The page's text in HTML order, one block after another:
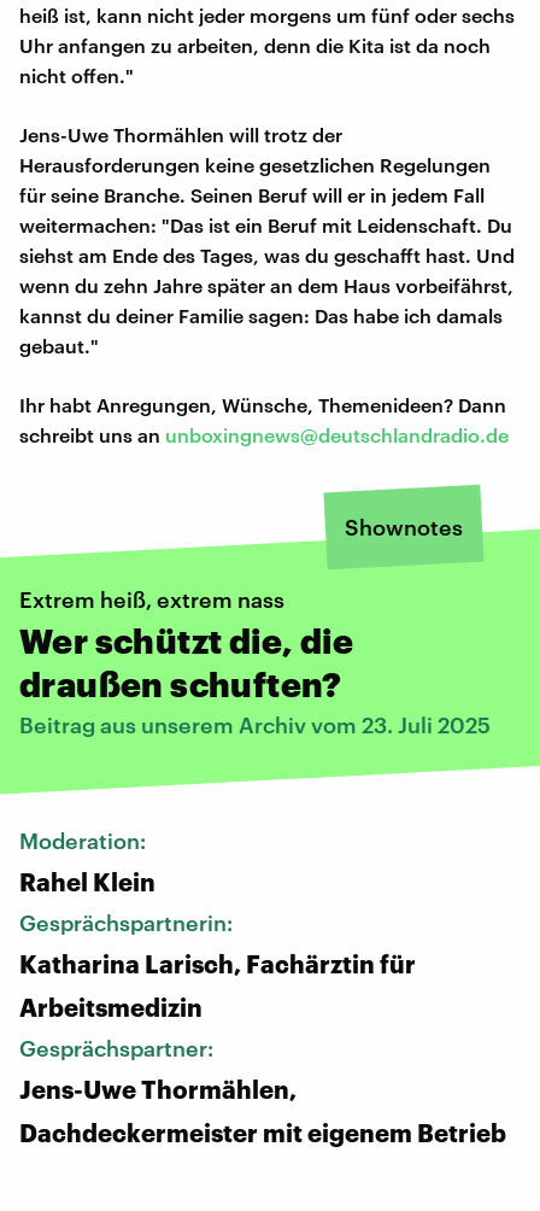
heiß ist, kann nicht jeder morgens um fünf oder sechs
Uhr anfangen zu arbeiten, denn die Kita ist da noch
nicht offen."
Jens-Uwe Thormählen will trotz der
Herausforderungen keine gesetzlichen Regelungen
für seine Branche. Seinen Beruf will er in jedem Fall
weitermachen: "Das ist ein Beruf mit Leidenschaft. Du
siehst am Ende des Tages, was du geschafft hast. Und
wenn du zehn Jahre später an dem Haus vorbeifährst,
kannst du deiner Familie sagen: Das habe ich damals
gebaut."
Ihr habt Anregungen, Wünsche, Themenideen? Dann
schreibt uns an unboxingnews@deutschlandradio.de
Shownotes
Extrem heiß, extrem nass
Wer schützt die, die
draußen schuften?
Beitrag aus unserem Archiv vom 23. Juli 2025
Moderation:
Rahel Klein
Gesprächspartnerin:
Katharina Larisch, Fachärztin für
Arbeitsmedizin
Gesprächspartner:
Jens-Uwe Thormählen,
Dachdeckermeister mit eigenem Betrieb